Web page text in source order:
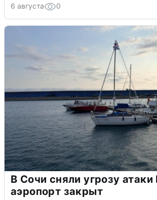
6 августа 0
В Сочи сняли угрозу
аэропорт закрыт